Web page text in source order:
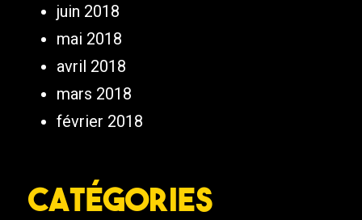
juin 2018
mai 2018
avril 2018
mars 2018
février 2018
Catégories